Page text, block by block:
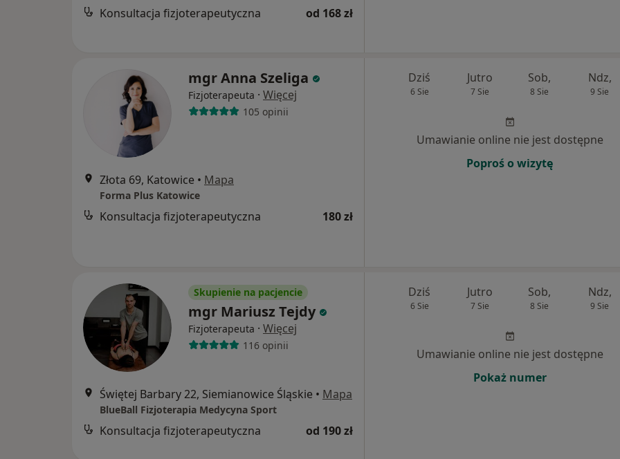
Konsultacja fizjoterapeutyczna od 168 zł
mgr Anna Szeliga
Fizjoterapeuta · Więcej
105 opinii
Złota 69, Katowice • Mapa
Forma Plus Katowice
Konsultacja fizjoterapeutyczna 180 zł
Dziś
6 Sie
Jutro
7 Sie
Sob,
8 Sie
Ndz,
9 Sie
Umawianie online nie jest dostępne
Poproś o wizytę
Skupienie na pacjencie
mgr Mariusz Tejdy
Fizjoterapeuta · Więcej
116 opinii
Świętej Barbary 22, Siemianowice Śląskie • Mapa
BlueBall Fizjoterapia Medycyna Sport
Konsultacja fizjoterapeutyczna od 190 zł
Dziś
6 Sie
Jutro
7 Sie
Sob,
8 Sie
Ndz,
9 Sie
Umawianie online nie jest dostępne
Pokaż numer